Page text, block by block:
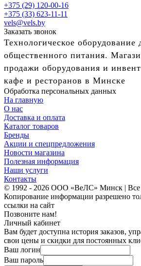
+375 (29) 120-00-16
+375 (33) 623-11-11
vels@vels.by
Заказать звонок
Технологическое оборудование
общественного питания.
продажи оборудования и
кафе и ресторанов в Минске
Обработка персональных данных
На главную
О нас
Доставка и оплата
Каталог товаров
Бренды
Акции и спецпредложения
Новости магазина
Полезная информация
Наши услуги
Контакты
© 1992 - 2026 ООО «ВеЛС» Минск | Все
Копирование информации разрешено
ссылки на сайт
Позвоните нам!
Личный кабинет
Вам будет доступна история заказов,
свои цены и скидки для постоянных
Ваш логин
Ваш пароль